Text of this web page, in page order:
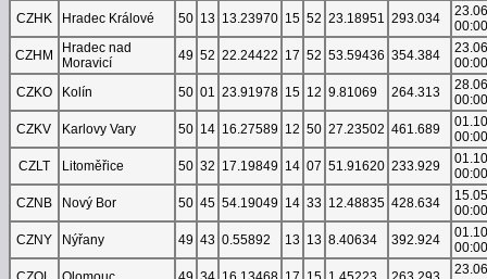
CZHK
Hradec Králové 50 13 13.23970 15 52 23.18951 293.034
00:00
CZHM
Hradec nad
Moravicí
49 52 22.24422 17 52 53.59436 354.384
00:00
CZKO
Kolín 50 01 23.91978 15 12 9.81069 264.313
00:00
CZKV
Karlovy Vary 50 14 16.27589 12 50 27.23502 461.689
00:00
CZLT
Litoměřice 50 32 17.19849 14 07 51.91620 233.929
00:00
CZNB
Nový Bor 50 45 54.19049 14 33 12.48835 428.634
00:00
CZNY
Nýřany 49 43 0.55892 13 13 8.40634 392.924
00:00